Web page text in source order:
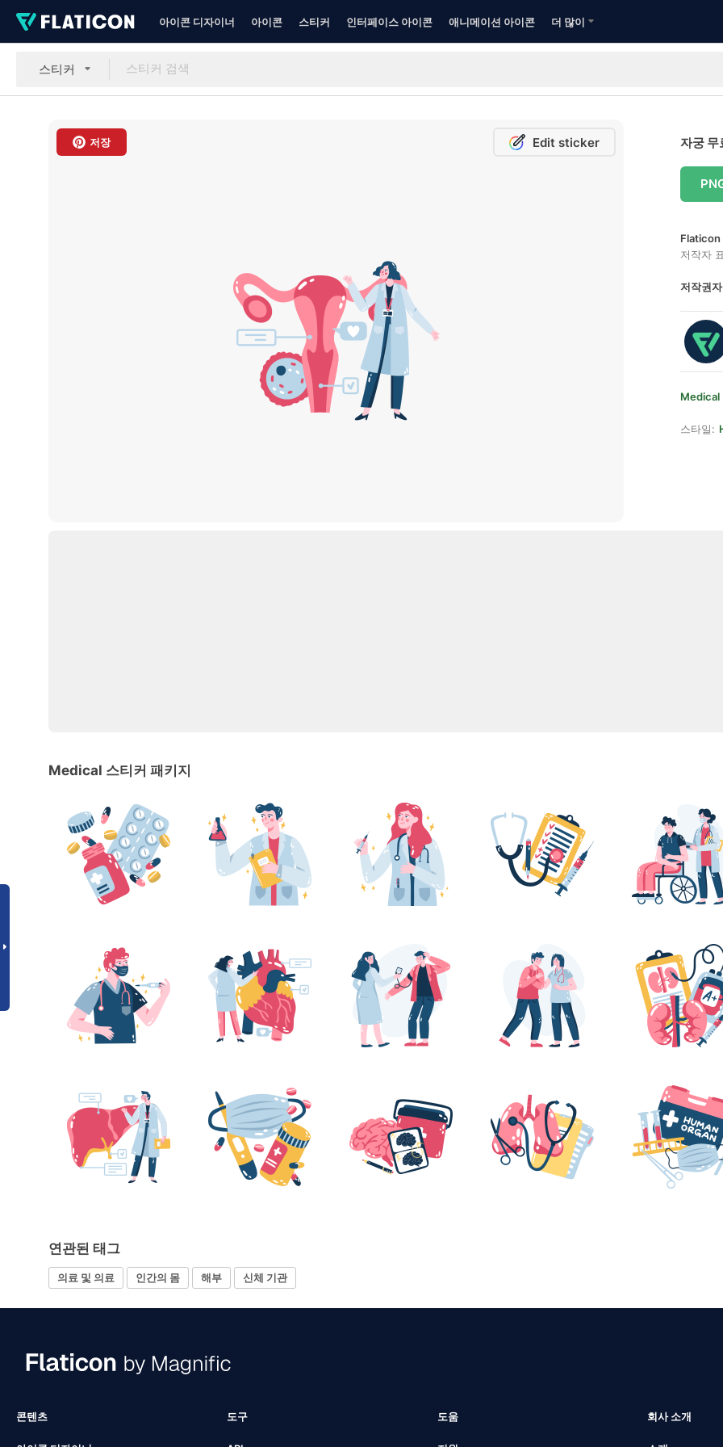
아이콘 디자이너 아이콘 스티커 인터페이스 아이콘 애니메이션 아이콘 더 많이
스티커
저장 Edit sticker 자궁 무
Flaticon
저작자
저작권
Medical
스타일:
Medical 스티커 패키지
연관된 태그
의료 및 의료 인간의 몸 해부 신체 기관
콘텐츠 도구 도움 회사 소개